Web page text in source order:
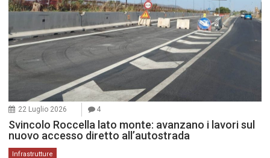
22 Luglio 2026 4
Svincolo Roccella lato monte: avanzano i lavori sul
nuovo accesso diretto all’autostrada
Infrastrutture